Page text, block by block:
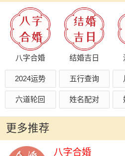
八字合婚 结婚吉日
2024运势 五行查询
六道轮回 姓名配对
更多推荐
八字合婚